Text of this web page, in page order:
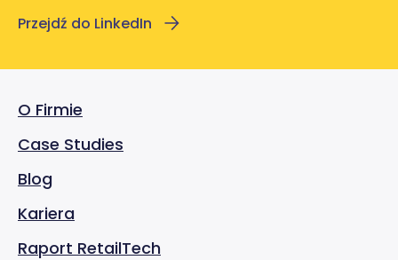
Przejdź do LinkedIn
O Firmie
Case Studies
Blog
Kariera
Raport RetailTech